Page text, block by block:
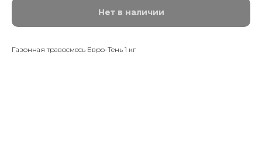
Нет в наличии
Газонная травосмесь Евро-Тень 1 кг